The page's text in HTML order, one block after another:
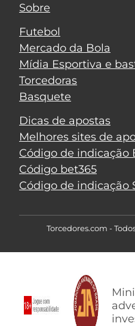
Sobre
Futebol
Mercado da Bola
Mídia Esportiva e
Torcedoras
Basquete
Dicas de apostas
Melhores sites de
Código de indicação
Código bet365
Código de indicação
Torcedores.com -